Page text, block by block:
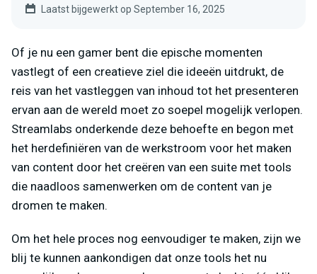
Laatst bijgewerkt op September 16, 2025
Of je nu een gamer bent die epische momenten
vastlegt of een creatieve ziel die ideeën uitdrukt, de
reis van het vastleggen van inhoud tot het presenteren
ervan aan de wereld moet zo soepel mogelijk verlopen.
Streamlabs onderkende deze behoefte en begon met
het herdefiniëren van de werkstroom voor het maken
van content door het creëren van een suite met tools
die naadloos samenwerken om de content van je
dromen te maken.
Om het hele proces nog eenvoudiger te maken, zijn we
blij te kunnen aankondigen dat onze tools het nu